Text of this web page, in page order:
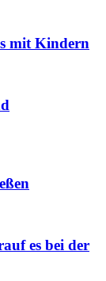
mit Kindern
es bei der